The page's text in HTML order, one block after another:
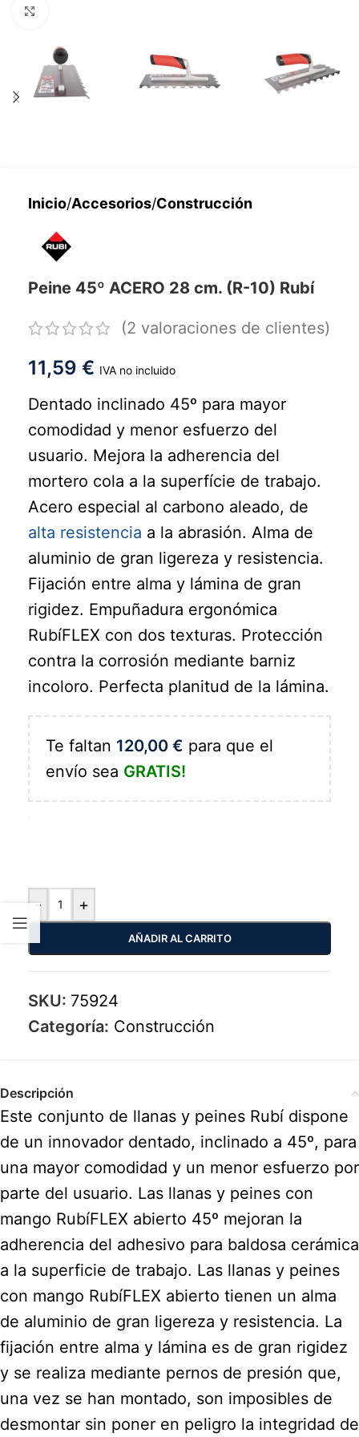
Inicio/Accesorios/Construcción
Peine 45º ACERO 28 cm. (R-10) Rubí
(2 valoraciones de clientes)
11,59 € IVA no incluido
Dentado inclinado 45º para mayor
comodidad y menor esfuerzo del
usuario. Mejora la adherencia del
mortero cola a la superfície de trabajo.
Acero especial al carbono aleado, de
alta resistencia a la abrasión. Alma de
aluminio de gran ligereza y resistencia.
Fijación entre alma y lámina de gran
rigidez. Empuñadura ergonómica
RubíFLEX con dos texturas. Protección
contra la corrosión mediante barniz
incoloro. Perfecta planitud de la lámina.
Te faltan 120,00 € para que el
envío sea GRATIS!
- +
AÑADIR AL CARRITO
SKU: 75924
Categoría: Construcción
Descripción
Este conjunto de llanas y peines Rubí dispone
de un innovador dentado, inclinado a 45º, para
una mayor comodidad y un menor esfuerzo por
parte del usuario. Las llanas y peines con
mango RubíFLEX abierto 45º mejoran la
adherencia del adhesivo para baldosa cerámica
a la superficie de trabajo. Las llanas y peines
con mango RubíFLEX abierto tienen un alma
de aluminio de gran ligereza y resistencia. La
fijación entre alma y lámina es de gran rigidez
y se realiza mediante pernos de presión que,
una vez se han montado, son imposibles de
desmontar sin poner en peligro la integridad de